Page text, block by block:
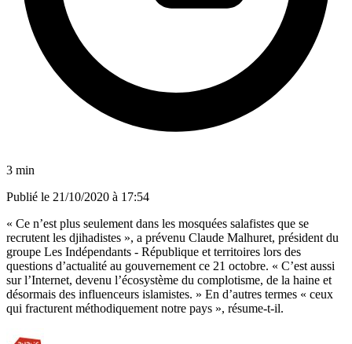
3 min
Publié le 21/10/2020 à 17:54
« Ce n’est plus seulement dans les mosquées salafistes que se
recrutent les djihadistes », a prévenu Claude Malhuret, président du
groupe Les Indépendants - République et territoires lors des
questions d’actualité au gouvernement ce 21 octobre. « C’est aussi
sur l’Internet, devenu l’écosystème du complotisme, de la haine et
désormais des influenceurs islamistes. » En d’autres termes « ceux
qui fracturent méthodiquement notre pays », résume-t-il.